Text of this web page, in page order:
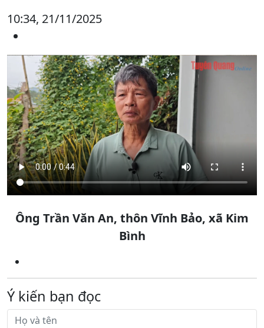
10:34, 21/11/2025
Ông Trần Văn An, thôn Vĩnh Bảo, xã Kim
Bình
Ý kiến bạn đọc